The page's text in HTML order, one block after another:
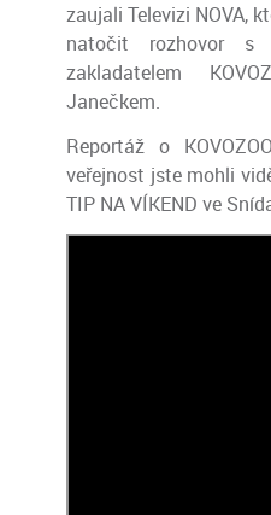
zaujali Televizi NOVA,
natočit rozhovor s
zakladatelem
Janečkem.
Reportáž o
veřejnost jste mohli
TIP NA VÍKEND ve